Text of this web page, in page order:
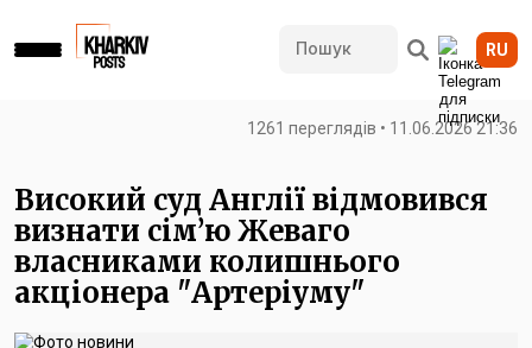
RU
1261 переглядів • 11.06.2026 21:36
Високий суд Англії відмовився
визнати сім’ю Жеваго
власниками колишнього
акціонера "Артеріуму"